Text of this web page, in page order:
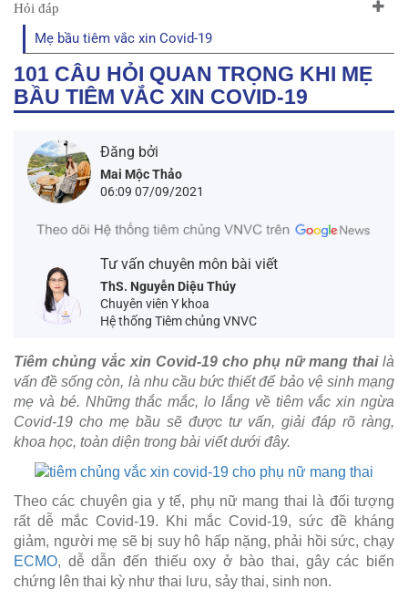
Hỏi đáp
Mẹ bầu tiêm vắc xin Covid-19
101 CÂU HỎI QUAN TRỌNG KHI MẸ
BẦU TIÊM VẮC XIN COVID-19
Đăng bởi
Mai Mộc Thảo
06:09 07/09/2021
Tư vấn chuyên môn bài viết
ThS. Nguyễn Diệu Thúy
Chuyên viên Y khoa
Hệ thống Tiêm chủng VNVC
Tiêm chủng vắc xin Covid-19 cho phụ nữ mang thailà
vấn đề sống còn, là nhu cầu bức thiết để bảo vệ sinh mạng
mẹ và bé. Những thắc mắc, lo lắng về tiêm vắc xin ngừa
Covid-19 cho mẹ bầu sẽ được tư vấn, giải đáp rõ ràng,
khoa học, toàn diện trong bài viết dưới đây.
Theo các chuyên gia y tế, phụ nữ mang thai là đối tượng
rất dễ mắc Covid-19. Khi mắc Covid-19, sức đề kháng
giảm, người mẹ sẽ bị suy hô hấp nặng, phải hồi sức, chạy
ECMO, dễ dẫn đến thiếu oxy ở bào thai, gây các biến
chứng lên thai kỳ như thai lưu, sảy thai, sinh non.